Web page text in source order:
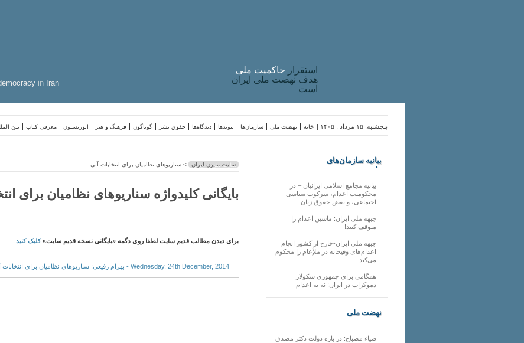
in Iran
استقرار حاکميت ملی
هدف نهضت ملی ایران
است
بین معرفی کتاب اپوزیسیون فرهنگ و هنر گوناگون حقوق بشر دیدگاه‌ها پیوندها سازمان‌ها نهضت ملی خانه پنجشنبه, ۱۵ مرداد , ۱۴۰۵ |
سایت ملیون ایران > سناریوهای نظامیان برای انتخابات آتی
بایگانی کلیدواژه سناریوهای نظامیان برای
برای دیدن مطالب قدیم سایت لطفا روی دگمه «بایگانی نسخه قدیم سایت»کلیک کنید
Wednesday, 24th December, 2014 - بهرام رفیعی: سناریوهای نظامیان برای انتخابات آتی اداره سیاسی سپاه
بیانیه سازمان‌های
ملی
بیانیه مجامع اسلامی ایرانیان – در
محکومیت اعدام، سرکوب سیاسی–
اجتماعی، و نقض حقوق زنان
جبهه ملی ایران: ماشین اعدام را
متوقف کنید!
جبهه ملی ایران-خارج از کشور انجام
اعدام‌های وقیحانه در ملأِعام را محکوم
می‌کند
همگامی برای جمهوری سکولار
دموکرات در ایران: نه به اعدام
نهضت ملی
ضیاء مصباح: در باره دولت دکتر مصدق